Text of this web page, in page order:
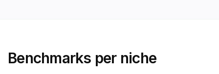
Benchmarks per niche